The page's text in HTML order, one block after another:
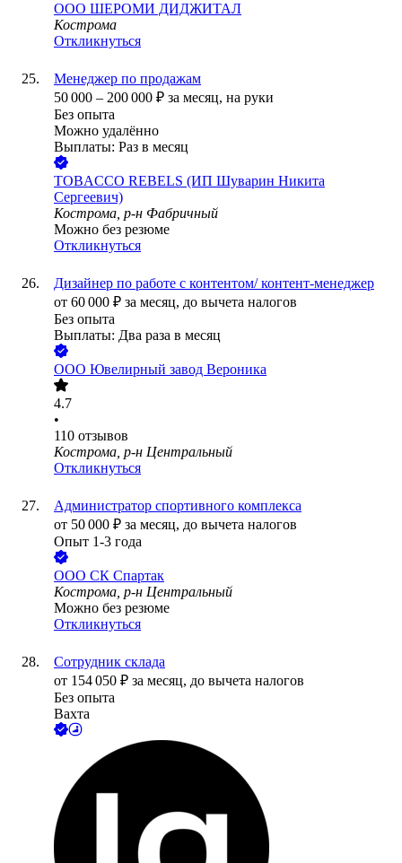
ООО ШЕРОМИ ДИДЖИТАЛ
Кострома
Откликнуться
Менеджер по продажам
50 000 – 200 000 ₽ за месяц, на руки
Без опыта
Можно удалённо
Выплаты: Раз в месяц
TOBACCO REBELS (ИП Шуварин Никита
Сергеевич)
Кострома, р-н Фабричный
Можно без резюме
Откликнуться
Дизайнер по работе с контентом/ контент-менеджер
от 60 000 ₽ за месяц, до вычета налогов
Без опыта
Выплаты: Два раза в месяц
ООО Ювелирный завод Вероника
4.7
•
110 отзывов
Кострома, р-н Центральный
Откликнуться
Администратор спортивного комплекса
от 50 000 ₽ за месяц, до вычета налогов
Опыт 1-3 года
ООО СК Спартак
Кострома, р-н Центральный
Можно без резюме
Откликнуться
Сотрудник склада
от 154 050 ₽ за месяц, до вычета налогов
Без опыта
Вахта